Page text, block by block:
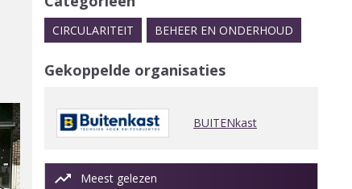
CIRCULARITEIT BEHEER EN ONDERHOUD
Gekoppelde organisaties
BUITENkast
trending_up Meest gelezen